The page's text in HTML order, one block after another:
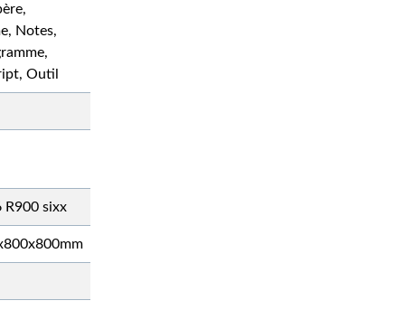
Notes,
Outil
R900 sixx